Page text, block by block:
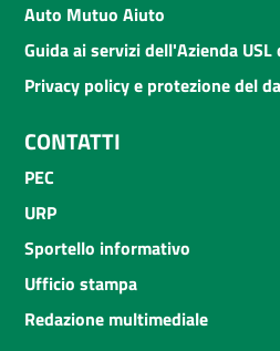
Auto Mutuo Aiuto
Guida ai servizi dell'Azienda
Privacy policy e protezione del
CONTATTI
PEC
URP
Sportello informativo
Ufficio stampa
Redazione multimediale